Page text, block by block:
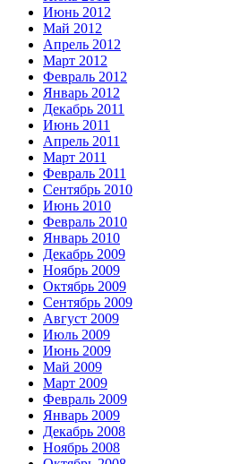
Июнь 2012
Май 2012
Апрель 2012
Март 2012
Февраль 2012
Январь 2012
Декабрь 2011
Июнь 2011
Апрель 2011
Март 2011
Февраль 2011
Сентябрь 2010
Июнь 2010
Февраль 2010
Январь 2010
Декабрь 2009
Ноябрь 2009
Октябрь 2009
Сентябрь 2009
Август 2009
Июль 2009
Июнь 2009
Май 2009
Март 2009
Февраль 2009
Январь 2009
Декабрь 2008
Ноябрь 2008